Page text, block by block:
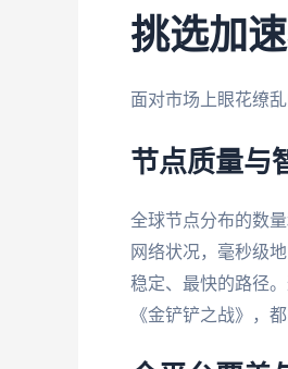
挑选加
面对市场上眼花缭
节点质量与
全球节点分布的数
网络状况，毫秒级
稳定、最快的路径
《金铲铲之战》，